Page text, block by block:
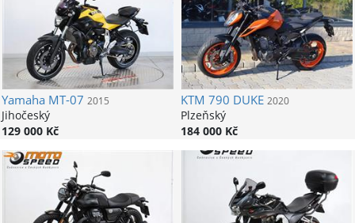
YamahaMT-07 2015
Jihočeský
129 000 Kč
KTM 790 DUKE 2020
Plzeňský
184 000 Kč